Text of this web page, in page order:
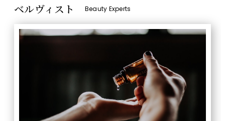
ベルヴィスト Beauty Experts